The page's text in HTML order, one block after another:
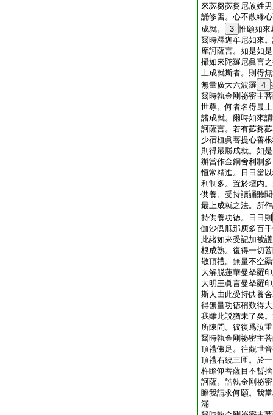
來苾芻苾芻尼族姓
誦修習。心不散縁
成就。
3 惟願如來
爾時釋迦牟尼如來
摩訶薩言。如是如
攝如來陀羅尼眞言
上成就斯者。則得
無量廣大六波羅 4
爾時執金剛祕密主
世尊。何者名得最
諸成就。爾時如來
訶薩言。若有苾芻
少宿植眞菩提心善
則得最勝成就。如
辦當作金銅舍利制
恒常精進。日日當
利制多。置於壇内
供養。受持讀誦聽
最上成就之法。所
持供養功徳。日日則
伽沙倶胝那庾多百
此諸如來受記加被
根成熟。復得一切
敬頂禮。無量不空
大解脱蓮華曼拏羅
大明王眞言曼拏羅
斯人由此受持供養
得無量功徳稱歎得
我雖此説猶未了矣
所陳問。彼復爲汝
爾時執金剛祕密主
頂禮佛足。往觀世
頂禮右繞三匝。於
杵瞻仰菩薩目不暫
訶薩。誥執金剛祕
瞻我請求何願。我
滿